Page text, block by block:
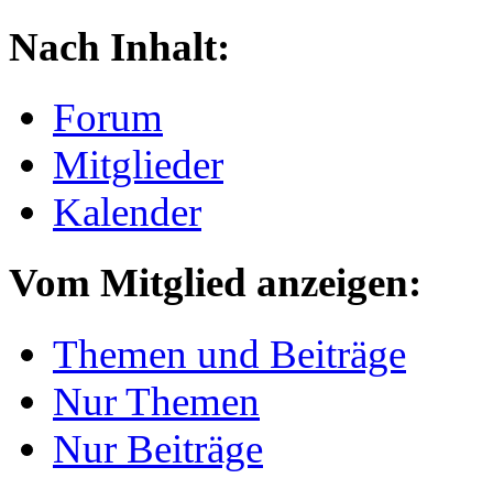
Nach Inhalt:
Forum
Mitglieder
Kalender
Vom Mitglied anzeigen:
Themen und Beiträge
Nur Themen
Nur Beiträge